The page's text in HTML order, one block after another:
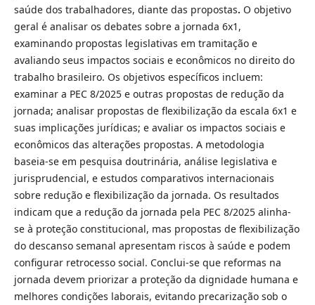
saúde dos trabalhadores, diante das propostas. O objetivo
geral é analisar os debates sobre a jornada 6x1,
examinando propostas legislativas em tramitação e
avaliando seus impactos sociais e econômicos no direito do
trabalho brasileiro. Os objetivos específicos incluem:
examinar a PEC 8/2025 e outras propostas de redução da
jornada; analisar propostas de flexibilização da escala 6x1 e
suas implicações jurídicas; e avaliar os impactos sociais e
econômicos das alterações propostas. A metodologia
baseia-se em pesquisa doutrinária, análise legislativa e
jurisprudencial, e estudos comparativos internacionais
sobre redução e flexibilização da jornada. Os resultados
indicam que a redução da jornada pela PEC 8/2025 alinha-
se à proteção constitucional, mas propostas de flexibilização
do descanso semanal apresentam riscos à saúde e podem
configurar retrocesso social. Conclui-se que reformas na
jornada devem priorizar a proteção da dignidade humana e
melhores condições laborais, evitando precarização sob o